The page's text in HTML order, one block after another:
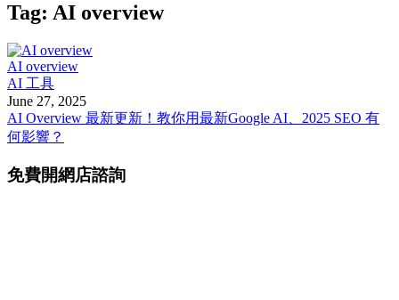
Tag: AI overview
AI overview
AI 工具
June 27, 2025
AI Overview 最新更新！教你用最新Google AI、2025 SEO 有
何影響？
免費開網店諮詢